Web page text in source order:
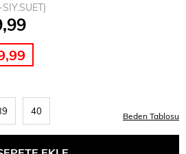
40 Beden Tablosu